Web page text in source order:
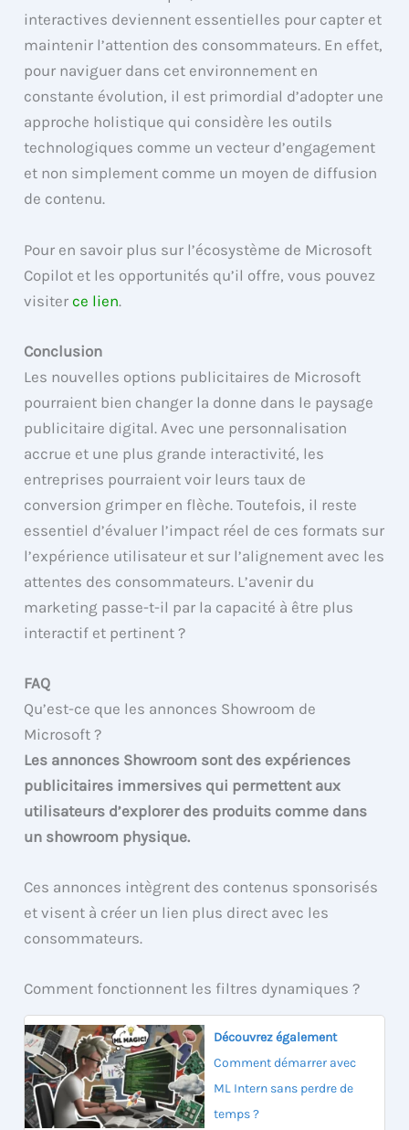
interactives deviennent essentielles pour capter et
maintenir l’attention des consommateurs. En effet,
pour naviguer dans cet environnement en
constante évolution, il est primordial d’adopter une
approche holistique qui considère les outils
technologiques comme un vecteur d’engagement
et non simplement comme un moyen de diffusion
de contenu.
Pour en savoir plus sur l’écosystème de Microsoft
Copilot et les opportunités qu’il offre, vous pouvez
visiterce lien.
Conclusion
Les nouvelles options publicitaires de Microsoft
pourraient bien changer la donne dans le paysage
publicitaire digital. Avec une personnalisation
accrue et une plus grande interactivité, les
entreprises pourraient voir leurs taux de
conversion grimper en flèche. Toutefois, il reste
essentiel d’évaluer l’impact réel de ces formats sur
l’expérience utilisateur et sur l’alignement avec les
attentes des consommateurs. L’avenir du
marketing passe-t-il par la capacité à être plus
interactif et pertinent ?
FAQ
Qu’est-ce que les annonces Showroom de
Microsoft ?
Les annonces Showroom sont des expériences
publicitaires immersives qui permettent aux
utilisateurs d’explorer des produits comme dans
un showroom physique.
Ces annonces intègrent des contenus sponsorisés
et visent à créer un lien plus direct avec les
consommateurs.
Comment fonctionnent les filtres dynamiques ?
Découvrez également
Comment démarrer avec
ML Intern sans perdre de
temps ?